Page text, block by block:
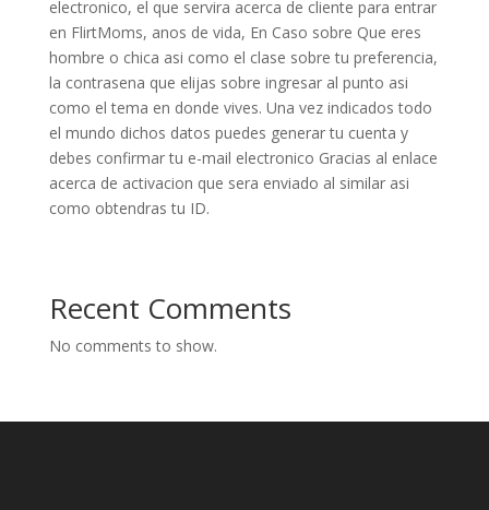
electronico, el que servira acerca de cliente para entrar
en FlirtMoms, anos de vida, En Caso sobre Que eres
hombre o chica asi­ como el clase sobre tu preferencia,
la contrasena que elijas sobre ingresar al punto asi
como el tema en donde vives. Una vez indicados todo
el mundo dichos datos puedes generar tu cuenta y
debes confirmar tu e-mail electronico Gracias al enlace
acerca de activacion que sera enviado al similar asi
como obtendras tu ID.
Recent Comments
No comments to show.